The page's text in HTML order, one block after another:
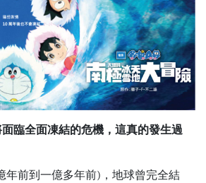
臨全面凍結的危機，這真的發生過
年前到一億多年前)，地球曾完全結